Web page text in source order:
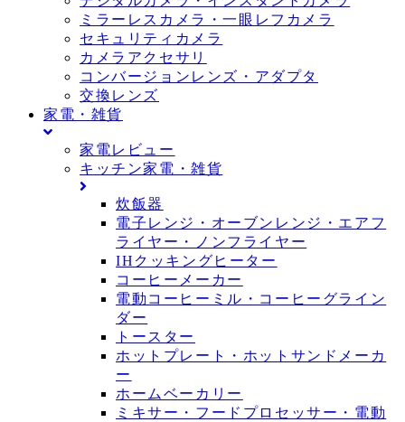
ミラーレスカメラ・一眼レフカメラ
セキュリティカメラ
カメラアクセサリ
コンバージョンレンズ・アダプタ
交換レンズ
家電・雑貨
家電レビュー
キッチン家電・雑貨
炊飯器
電子レンジ・オーブンレンジ・エアフ
ライヤー・ノンフライヤー
IHクッキングヒーター
コーヒーメーカー
電動コーヒーミル・コーヒーグライン
ダー
トースター
ホットプレート・ホットサンドメーカ
ー
ホームベーカリー
ミキサー・フードプロセッサー・電動